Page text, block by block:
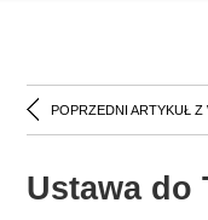
POPRZEDNI ARTYKUŁ Z
Ustawa do